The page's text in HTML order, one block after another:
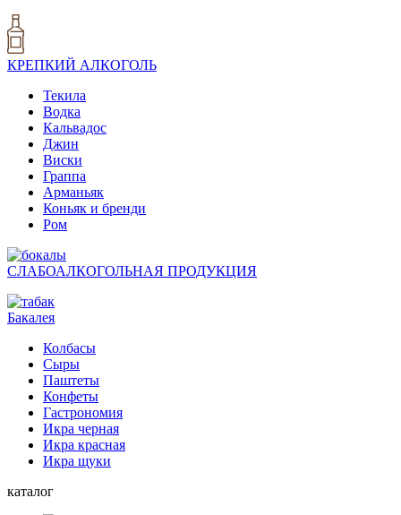
КРЕПКИЙ АЛКОГОЛЬ
Текила
Водка
Кальвадос
Джин
Виски
Граппа
Арманьяк
Коньяк и бренди
Ром
СЛАБОАЛКОГОЛЬНАЯ ПРОДУКЦИЯ
Бакалея
Колбасы
Сыры
Паштеты
Конфеты
Гастрономия
Икра черная
Икра красная
Икра щуки
каталог